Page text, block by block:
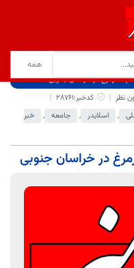
شترمرغ در خراسان جنوبی
نظر
کدخبر:28761
, اسلایدر , جامعه ,
خبر
در خراسان جنوبی